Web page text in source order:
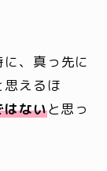
、真っ先に
えるほ
はないと思っ